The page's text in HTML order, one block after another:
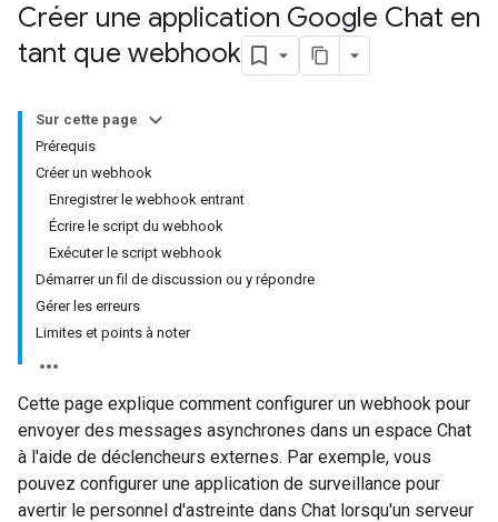
Créer une application Google Chat en
tant que webhook
Sur cette page
Prérequis
Créer un webhook
Enregistrer le webhook entrant
Écrire le script du webhook
Exécuter le script webhook
Démarrer un fil de discussion ou y répondre
Gérer les erreurs
Limites et points à noter
Cette page explique comment configurer un webhook pour
envoyer des messages asynchrones dans un espace Chat
à l'aide de déclencheurs externes. Par exemple, vous
pouvez configurer une application de surveillance pour
avertir le personnel d'astreinte dans Chat lorsqu'un serveur